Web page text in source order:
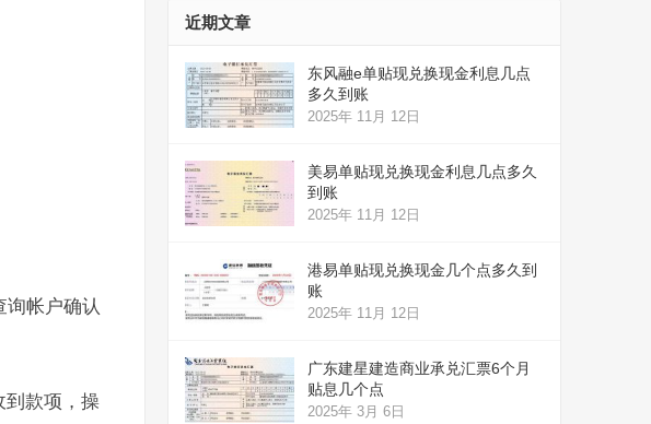
帐户确认
到款项，操
近期文章
东风融e单贴现兑换现金利息几点
多久到账
2025年 11月 12日
美易单贴现兑换现金利息几点多久
到账
2025年 11月 12日
港易单贴现兑换现金几个点多久到
账
2025年 11月 12日
广东建星建造商业承兑汇票6个月
贴息几个点
2025年 3月 6日